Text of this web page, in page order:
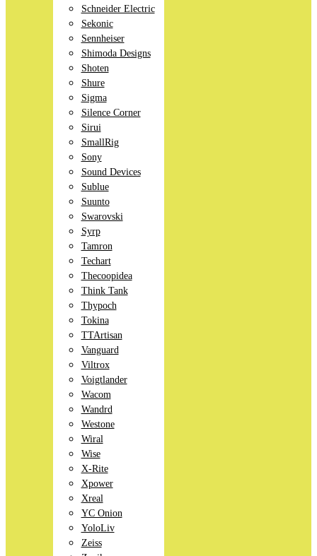
Schneider Electric
Sekonic
Sennheiser
Shimoda Designs
Shoten
Shure
Sigma
Silence Corner
Sirui
SmallRig
Sony
Sound Devices
Sublue
Suunto
Swarovski
Syrp
Tamron
Techart
Thecoopidea
Think Tank
Thypoch
Tokina
TTArtisan
Vanguard
Viltrox
Voigtlander
Wacom
Wandrd
Westone
Wiral
Wise
X-Rite
Xpower
Xreal
YC Onion
YoloLiv
Zeiss